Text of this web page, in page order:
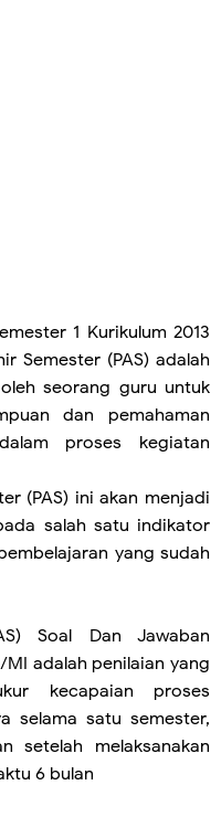
1 Kurikulum 2013
Semester (PAS) adalah
seorang guru untuk
dan pemahaman
proses kegiatan
(PAS) ini akan menjadi
salah satu indikator
yang sudah
Soal Dan Jawaban
adalah penilaian yang
kecapaian proses
selama satu semester,
setelah melaksanakan
6 bulan